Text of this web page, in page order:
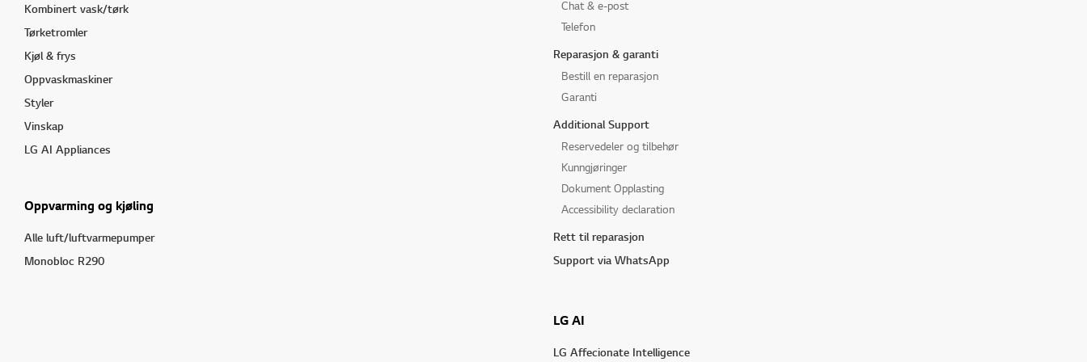
Kombinert vask/tørk
Tørketromler
Kjøl & frys
Oppvaskmaskiner
Styler
Vinskap
LG AI Appliances
Oppvarming og kjøling
Alle luft/luftvarmepumper
Monobloc R290
Chat & e-post
Telefon
Reparasjon & garanti
Bestill en reparasjon
Garanti
Additional Support
Reservedeler og tilbehør
Kunngjøringer
Dokument Opplasting
Accessibility declaration
Rett til reparasjon
Support via WhatsApp
LG AI
LG Affecionate Intelligence